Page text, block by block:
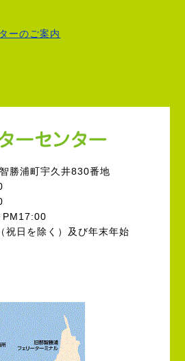
ーのご案内
勝浦町宇久井830番地
PM17:00
祝日を除く）及び年末年始